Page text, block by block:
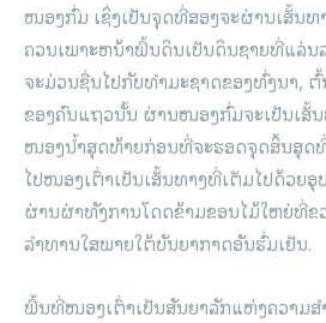
ໜອງກົ່ມ ເຊິ່ງເປັນຈຸດທີ່ສອງຈະຜ່ານເສັ້ນ
ຄວນເພາະຫນ້າພື້ນດິນເປັນດິນຊາຍທີ່ແລ່
ຈະມ່ວນຊື່ນໄປກັບທຳມະຊາດຂອງທົ່ງນາ,
ຂອງຄົນແຖວນັ້ນ ຜ່ານໜອງກົ່ມຈະເປັນເສັ້ນ
ໜອງນໍ້າສຸດທ້າຍກ່ອນທີ່ຈະຮອດຈຸດສິ້ນສຸດ
ໄປໜອງເຕົ່າເປັນເສັ້ນທາງທີ່ເຕັມໄປດ້ວຍ
ຜ່ານຜ່າທັງການໂດດຂ້າມຂອນໄມ້ໃຫຍ່ທີ່ຂ
ລຳທານໃສພາຍໃຕ້ບັນຍາກາດອັນຮົ່ມເຢັນ.
ພື້ນທີ່ໜອງເຕົ່າເປັນສັນຍາລັກແຫ່ງຄວາມ